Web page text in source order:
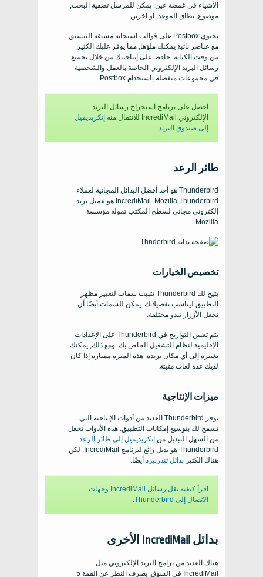
الأشياء في غمضة عين. يمكن للمرسل تصفية البحث,
موضوع, نطاق الموعد, او اخرين.
يحتوي Postbox على قوالب استجابة مسبقة التنسيق
مع عناصر نائبة يمكنك ملؤها, مما يوفر عليك الكثير
من وقت الكتابة. حافظ على إنتاجيتك من خلال تجميع
رسائل البريد الإلكتروني الخاصة بالعمل والشخصية
في مجموعات منفصلة باستخدام Postbox.
احصل على برنامج استخراج رسائل البريد
الإلكتروني IncrediMail للانتقال منه
إنكريديميل
إلى صندوق البريد
طائر الرعد
Thunderbird هو أحد أفضل البدائل المجانية لعملاء
IncrediMail. Mozilla Thunderbird هو عميل بريد
إلكتروني مجاني لسطح المكتب تموله مؤسسة
Mozilla.
تخصيص الخيارات
يتيح لك Thunderbird تثبيت سمات لتغيير مظهر
التطبيق ليناسب تفضيلاتك. يمكن للسمات أيضًا أن
تجعل الأزرار تبدو مختلفة.
يتم تعيين التواريخ في Thunderbird على الإعدادات
الإقليمية لنظام التشغيل الخاص بك. ومع ذلك, يمكنك
تغييره إلى أي مكان تريده. هذه الميزة ممتازة إذا كان
لديك عدة لغات مثبتة.
ميزات الإنتاجية
يوفر Thunderbird العديد من أدوات الإنتاجية التي
تسمح لك بتوسيع إمكانات التطبيق. هذه الأدوات تجعل
من السهل التبديل من إنكريديميل إلى طائر الرعد
Thunderbird هو بديل رائع لبرنامج IncrediMail. لكن
هناك الكثير بدائل ثندربيرد أيضًا.
اقرأ كيفية نقل رسائل IncrediMail وجهات
الاتصال إلى Thunderbird.
بدائل IncrediMail الأخرى
هناك العديد من برامج البريد الإلكتروني مثل
IncrediMail في السوق. بصرف النظر عن القمة 5